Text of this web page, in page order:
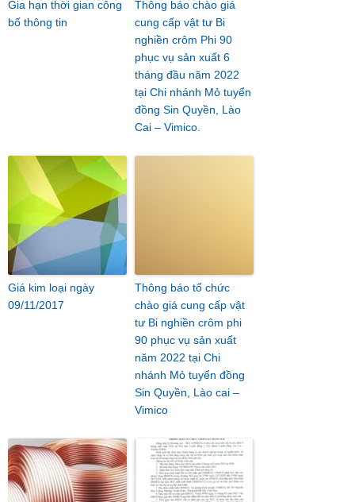
Gia hạn thời gian công
bố thông tin
Thông báo chào giá
cung cấp vật tư Bi
nghiền crôm Phi 90
phục vụ sản xuất 6
tháng đầu năm 2022
tại Chi nhánh Mỏ tuyển
đồng Sin Quyền, Lào
Cai – Vimico.
Giá kim loại ngày
09/11/2017
Thông báo tổ chức
chào giá cung cấp vật
tư Bi nghiền crôm phi
90 phục vụ sản xuất
năm 2022 tại Chi
nhánh Mỏ tuyển đồng
Sin Quyền, Lào cai –
Vimico